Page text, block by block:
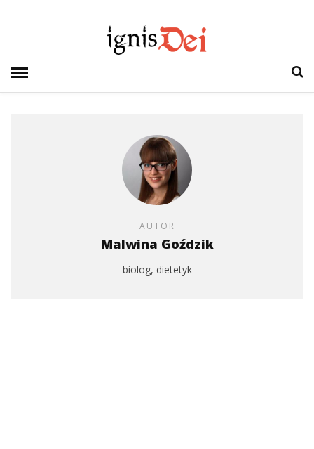
AUTOR
Malwina Goździk
biolog, dietetyk